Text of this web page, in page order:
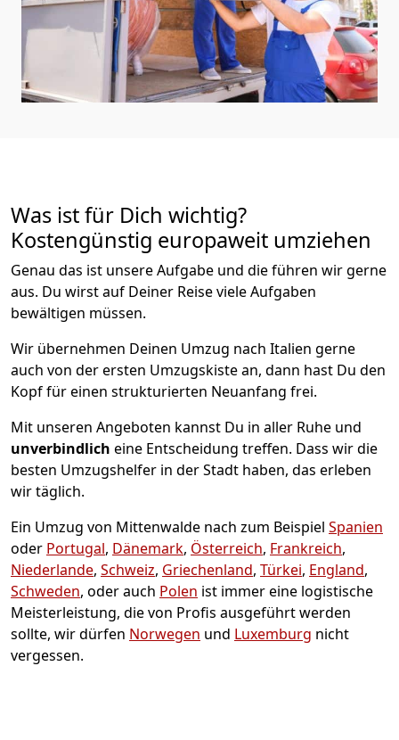
Was ist für Dich wichtig?
Kostengünstig europaweit umziehen
Genau das ist unsere Aufgabe und die führen wir gerne
aus. Du wirst auf Deiner Reise viele Aufgaben
bewältigen müssen.
Wir übernehmen Deinen Umzug nach Italien gerne
auch von der ersten Umzugskiste an, dann hast Du den
Kopf für einen strukturierten Neuanfang frei.
Mit unseren Angeboten kannst Du in aller Ruhe und
unverbindlich eine Entscheidung treffen. Dass wir die
besten Umzugshelfer in der Stadt haben, das erleben
wir täglich.
Ein Umzug von Mittenwalde nach zum Beispiel Spanien
oder Portugal, Dänemark, Österreich, Frankreich,
Niederlande, Schweiz, Griechenland, Türkei, England,
Schweden, oder auch Polen ist immer eine logistische
Meisterleistung, die von Profis ausgeführt werden
sollte, wir dürfen Norwegen und Luxemburg nicht
vergessen.